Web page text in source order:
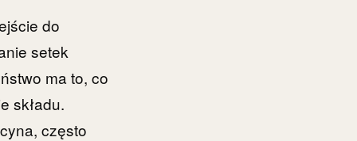
do
setek
ma to, co
składu.
często